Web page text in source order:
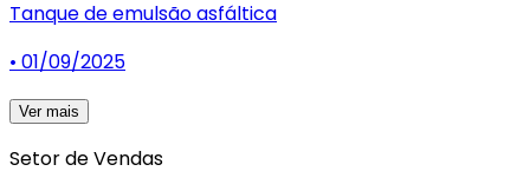
Tanque de emulsão asfáltica
• 01/09/2025
Ver mais
Setor de Vendas